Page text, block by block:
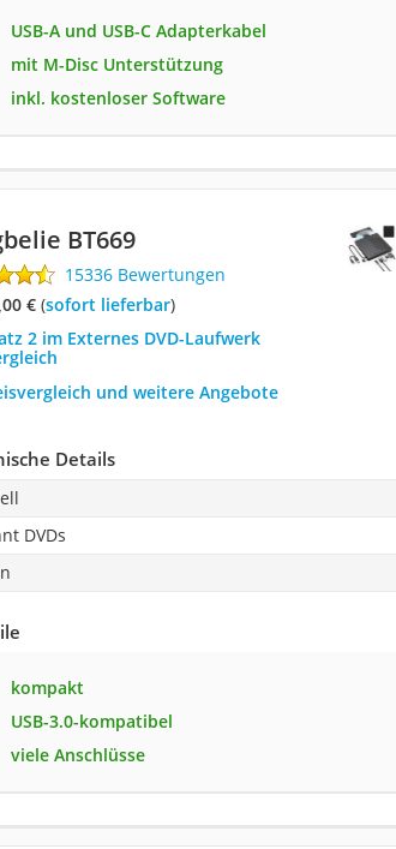
USB-A und USB-C Adapterkabel
mit M-Disc Unterstützung
inkl. kostenloser Software
BT669
15336 Bewertungen
€( Sofort lieferbar)
2 im Externes DVD-Laufwerk
und weitere Angebote
Details
DVDs
kompakt
USB-3.0-kompatibel
viele Anschlüsse